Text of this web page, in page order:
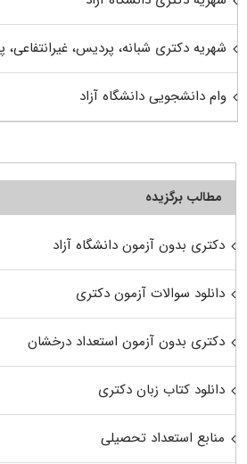
شهریه دکتری شبانه، پردیس، غیرانتفاعی،
وام دانشجویی دانشگاه آزاد
مطالب برگزیده
دکتری بدون آزمون دانشگاه آزاد
دانلود سوالات آزمون دکتری
دکتری بدون آزمون استعداد درخشان
دانلود کتاب زبان دکتری
منابع استعداد تحصیلی